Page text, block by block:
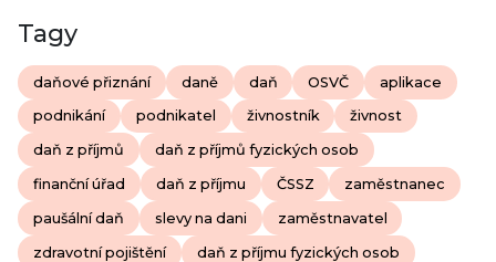
Tagy
daňové přiznání daně daň OSVČ aplikace
podnikání podnikatel živnostník živnost
daň z příjmů daň z příjmů fyzických osob
finanční úřad daň z příjmu ČSSZ zaměstnanec
paušální daň slevy na dani zaměstnavatel
zdravotní pojištění daň z příjmu fyzických osob